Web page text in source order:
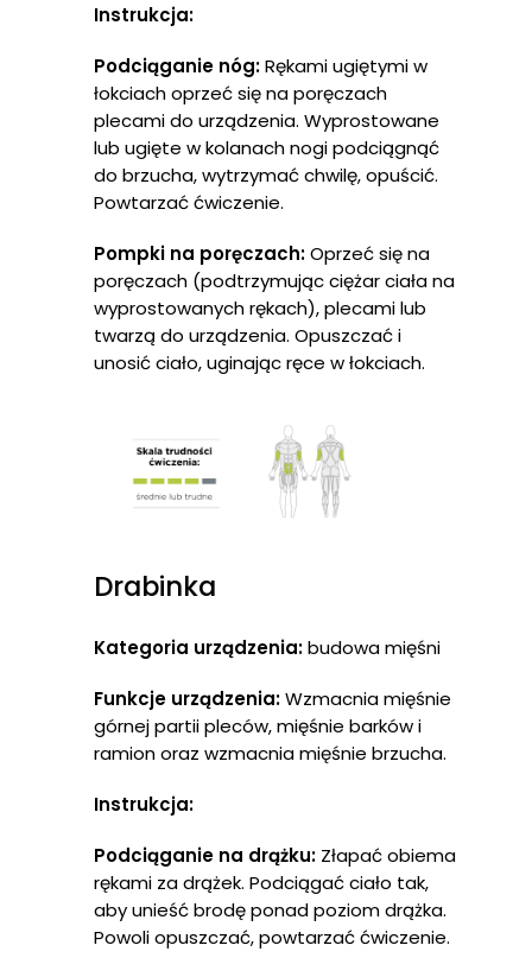
Instrukcja:
Podciąganie nóg:Rękami ugiętymi w
łokciach oprzeć się na poręczach
plecami do urządzenia. Wyprostowane
lub ugięte w kolanach nogi podciągnąć
do brzucha, wytrzymać chwilę, opuścić.
Powtarzać ćwiczenie.
Pompki na poręczach:Oprzeć się na
poręczach (podtrzymując ciężar ciała na
wyprostowanych rękach), plecami lub
twarzą do urządzenia. Opuszczać i
unosić ciało, uginając ręce w łokciach.
Drabinka
Kategoria urządzenia:budowa mięśni
Funkcje urządzenia:Wzmacnia mięśnie
górnej partii pleców, mięśnie barków i
ramion oraz wzmacnia mięśnie brzucha.
Instrukcja:
Podciąganie na drążku: Złapać obiema
rękami za drążek. Podciągać ciało tak,
aby unieść brodę ponad poziom drążka.
Powoli opuszczać, powtarzać ćwiczenie.